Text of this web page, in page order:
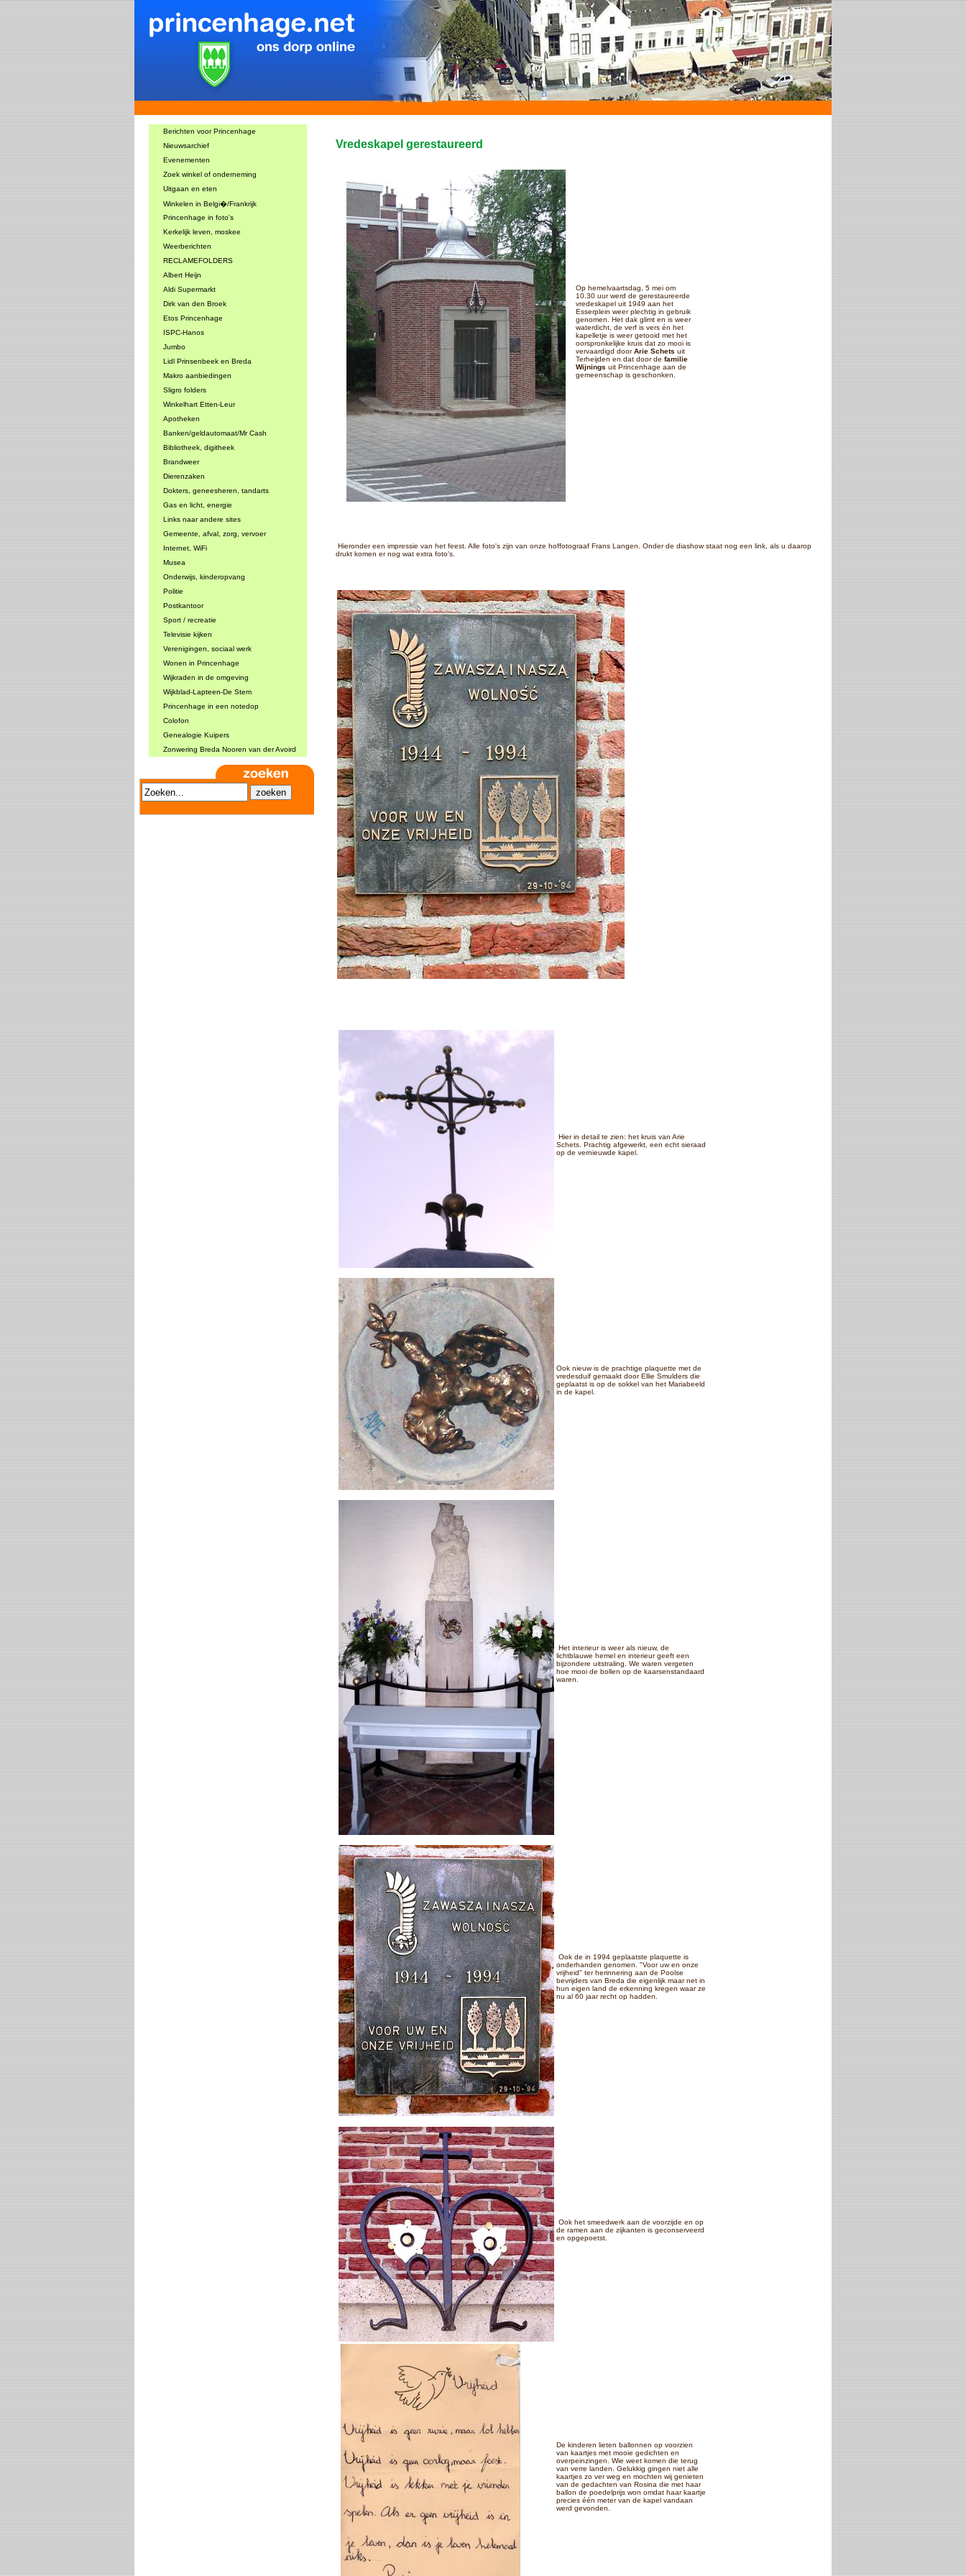
Berichten voor Princenhage
Nieuwsarchief
Evenementen
Zoek winkel of onderneming
Uitgaan en eten
Winkelen in Belgi�/Frankrijk
Princenhage in foto's
Kerkelijk leven, moskee
Weerberichten
RECLAMEFOLDERS
Albert Heijn
Aldi Supermarkt
Dirk van den Broek
Etos Princenhage
ISPC-Hanos
Jumbo
Lidl Prinsenbeek en Breda
Makro aanbiedingen
Sligro folders
Winkelhart Etten-Leur
Apotheken
Banken/geldautomaat/Mr Cash
Bibliotheek, digitheek
Brandweer
Dierenzaken
Dokters, geneesheren, tandarts
Gas en licht, energie
Links naar andere sites
Gemeente, afval, zorg, vervoer
Internet, WiFi
Musea
Onderwijs, kinderopvang
Politie
Postkantoor
Sport / recreatie
Televisie kijken
Verenigingen, sociaal werk
Wonen in Princenhage
Wijkraden in de omgeving
Wijkblad-Lapteen-De Stem
Princenhage in een notedop
Colofon
Genealogie Kuipers
Zonwering Breda Nooren van der Avoird
Vredeskapel gerestaureerd
Op hemelvaartsdag, 5 mei om
10.30 uur werd de gerestaureerde
vredeskapel uit 1949 aan het
Esserplein weer plechtig in gebruik
genomen. Het dak glimt en is weer
waterdicht, de verf is vers én het
kapelletje is weer getooid met het
oorspronkelijke kruis dat zo mooi is
vervaardigd doorArie Schets uit
Terheijden en dat door de familie
Wijnings uit Princenhage aan de
gemeenschap is geschonken.
Hieronder een impressie van het feest. Alle foto's zijn van onze hoffotograaf Frans Langen. Onder de diashow staat nog een link, als u daarop
drukt komen er nog wat extra foto's.
Hier in detail te zien: het kruis van Arie
Schets. Prachtig afgewerkt, een echt sieraad
op de vernieuwde kapel.
Ook nieuw is de prachtige plaquette met de
vredesduif gemaakt door Ellie Smulders die
geplaatst is op de sokkel van het Mariabeeld
in de kapel.
Het interieur is weer als nieuw, de
lichtblauwe hemel en interieur geeft een
bijzondere uitstraling. We waren vergeten
hoe mooi de bollen op de kaarsenstandaard
waren.
Ook de in 1994 geplaatste plaquette is
onderhanden genomen. "Voor uw en onze
vrijheid" ter herinnering aan de Poolse
bevrijders van Breda die eigenlijk maar net in
hun eigen land de erkenning kregen waar ze
nu al 60 jaar recht op hadden.
Ook het smeedwerk aan de voorzijde en op
de ramen aan de zijkanten is geconserveerd
en opgepoetst.
De kinderen lieten ballonnen op voorzien
van kaartjes met mooie gedichten en
overpeinzingen. Wie weet komen die terug
van verre landen. Gelukkig gingen niet alle
kaartjes zo ver weg en mochten wij genieten
van de gedachten van Rosina die met haar
ballon de poedelprijs won omdat haar kaartje
precies één meter van de kapel vandaan
werd gevonden.